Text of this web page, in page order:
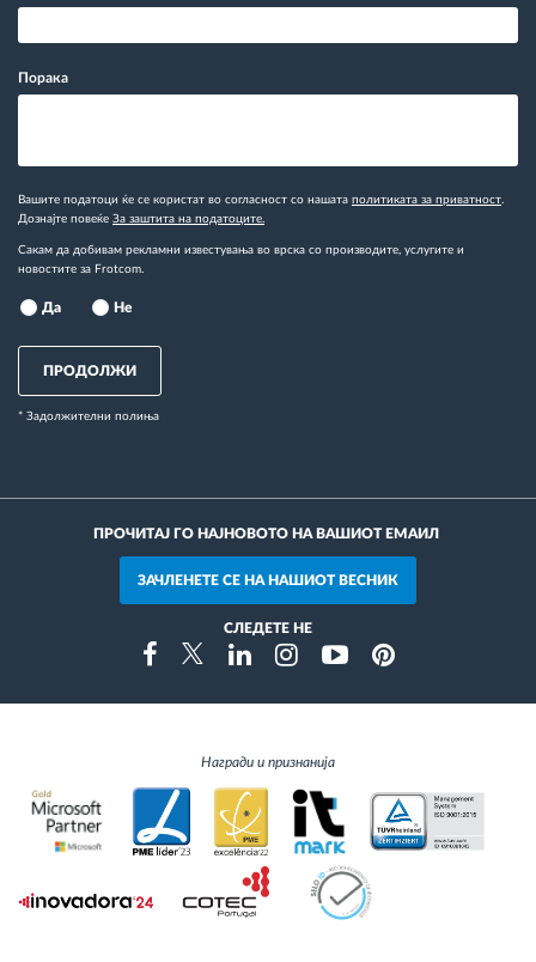
Порака
Вашите податоци ќе се користат во согласност со нашата политиката за приватност.
Дознајте повеќе За заштита на податоците.
Сакам да добивам рекламни известувања во врска со производите, услугите и
новостите за Frotcom.
Да Не
ПРОДОЛЖИ
* Задолжителни полиња
ПРОЧИТАЈ ГО НАЈНОВОТО НА ВАШИОТ ЕМАИЛ
ЗАЧЛЕНЕТЕ СЕ НА НАШИОТ ВЕСНИК
СЛЕДЕТЕ НЕ
FacebookTwitterLinkedinInstragramYoutubePinterest
Награди и признанија